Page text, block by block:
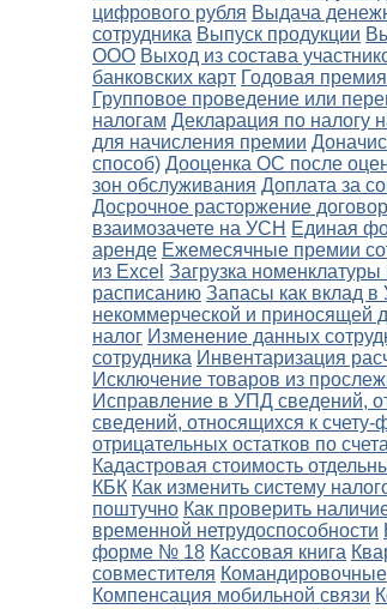
цифрового рубля Выдача
сотрудника Выпуск продукции
ООО Выход из состава
банковских карт Годовая
Групповое проведение или
налогам Декларация по налогу
для начисления премии
способ) Дооценка ОС после
зон обслуживания Доплата за
Досрочное расторжение
взаимозачете на УСН Единая
аренде Ежемесячные премии
из Excel Загрузка номенклатуры
расписанию Запасы как вклад в
некоммерческой и приносящей
налог Изменение данных
сотрудника Инвентаризация
Исключение товаров из
Исправление в УПД сведений,
сведений, относящихся к
отрицательных остатков по
Кадастровая стоимость
КБК Как изменить систему
поштучно Как проверить
временной нетрудоспособности
форме № 18 Кассовая книга
совместителя Командировочные
Компенсация мобильной связи